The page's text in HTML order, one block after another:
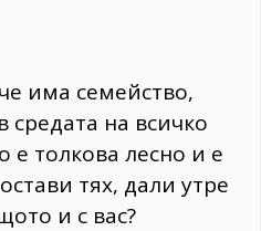
има семейство,
средата на всичко
е толкова лесно и е
тях, дали утре
и с вас?